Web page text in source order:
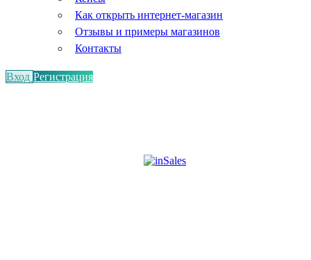
Как открыть интернет-магазин
Отзывы и примеры магазинов
Контакты
Вход Регистрация